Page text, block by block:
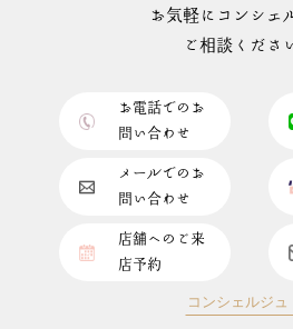
お気軽にコンシェ
ご相談くださ
お電話でのお
問い合わせ
メールでのお
問い合わせ
店舗へのご来
店予約
コンシェルジ